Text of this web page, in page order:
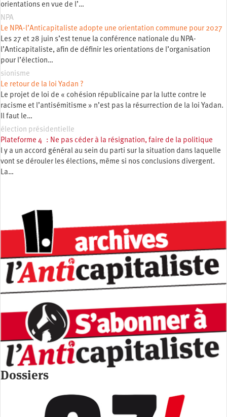
orientations en vue de l’…
NPA
Le NPA-l’Anticapitaliste adopte une orientation commune pour 2027
Les 27 et 28 juin s’est tenue la conférence nationale du NPA-
l’Anticapitaliste, afin de définir les orientations de l’organisation
pour l’élection…
sionisme
Le retour de la loi Yadan ?
Le projet de loi de « cohésion républicaine par la lutte contre le
racisme et l’antisémitisme » n’est pas la résurrection de la loi Yadan.
Il faut le…
élection présidentielle
Plateforme 4 : Ne pas céder à la résignation, faire de la politique
l y a un accord général au sein du parti sur la situation dans laquelle
vont se dérouler les élections, même si nos conclusions divergent.
La…
Dossiers